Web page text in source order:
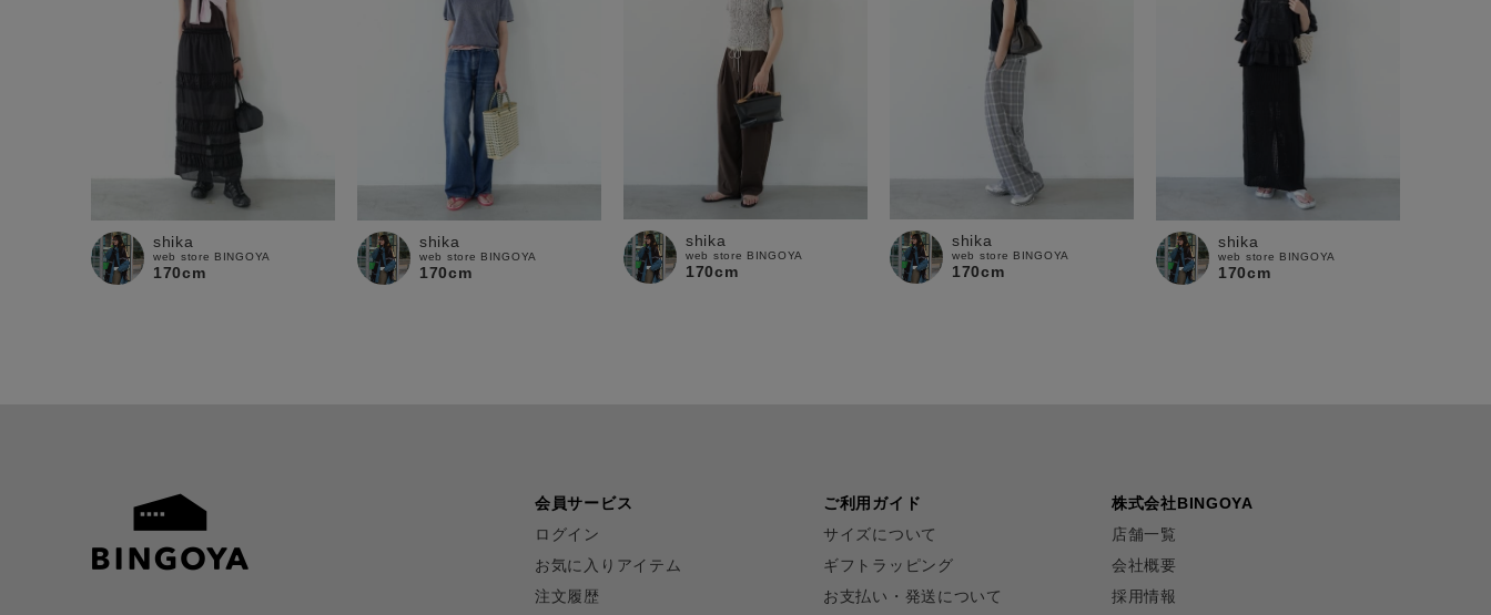
shika
web store BINGOYA
170cm
shika
web store BINGOYA
170cm
shika
web store BINGOYA
170cm
shika
web store BINGOYA
170cm
shika
web store BINGOYA
170cm
会員サービス
ログイン
お気に入りアイテム
注文履歴
ご利用ガイド
サイズについて
ギフトラッピング
お支払い・発送について
株式会社BINGOYA
店舗一覧
会社概要
採用情報